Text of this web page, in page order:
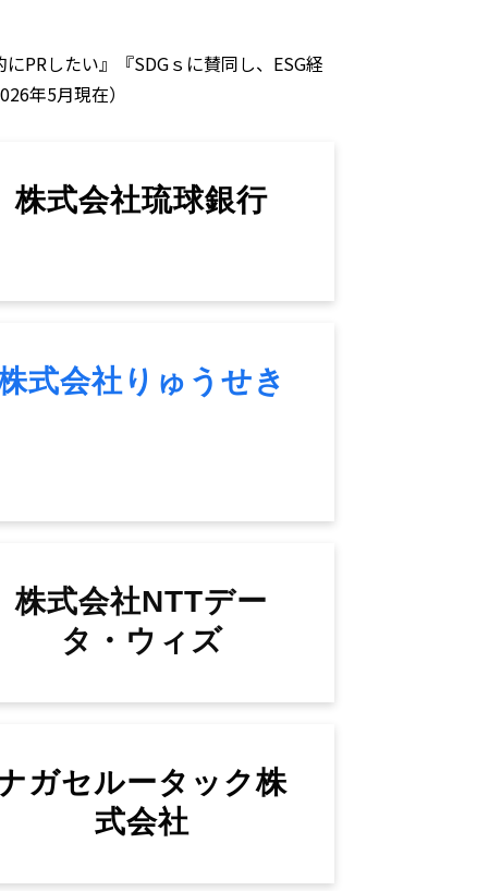
PRしたい』『SDGｓに賛同し、ESG経
年5月現在）
株式会社琉球銀行
式会社りゅうせき
株式会社NTTデー
タ・ウィズ
ガセルータック株
式会社